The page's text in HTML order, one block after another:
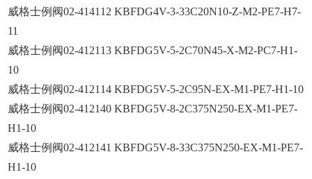
威格士例阀02-414112 KBFDG4V-3-33C20N10-Z-M2-PE7-H7-
11
威格士例阀02-412113 KBFDG5V-5-2C70N45-X-M2-PC7-H1-
10
威格士例阀02-412114 KBFDG5V-5-2C95N-EX-M1-PE7-H1-10
威格士例阀02-412140 KBFDG5V-8-2C375N250-EX-M1-PE7-
H1-10
威格士例阀02-412141 KBFDG5V-8-33C375N250-EX-M1-PE7-
H1-10